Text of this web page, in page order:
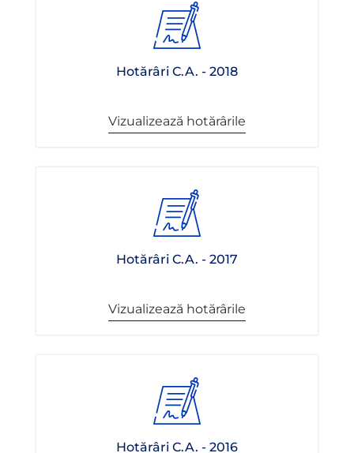
Hotărâri C.A. - 2018
Vizualizează hotărârile
Hotărâri C.A. - 2017
Vizualizează hotărârile
Hotărâri C.A. - 2016